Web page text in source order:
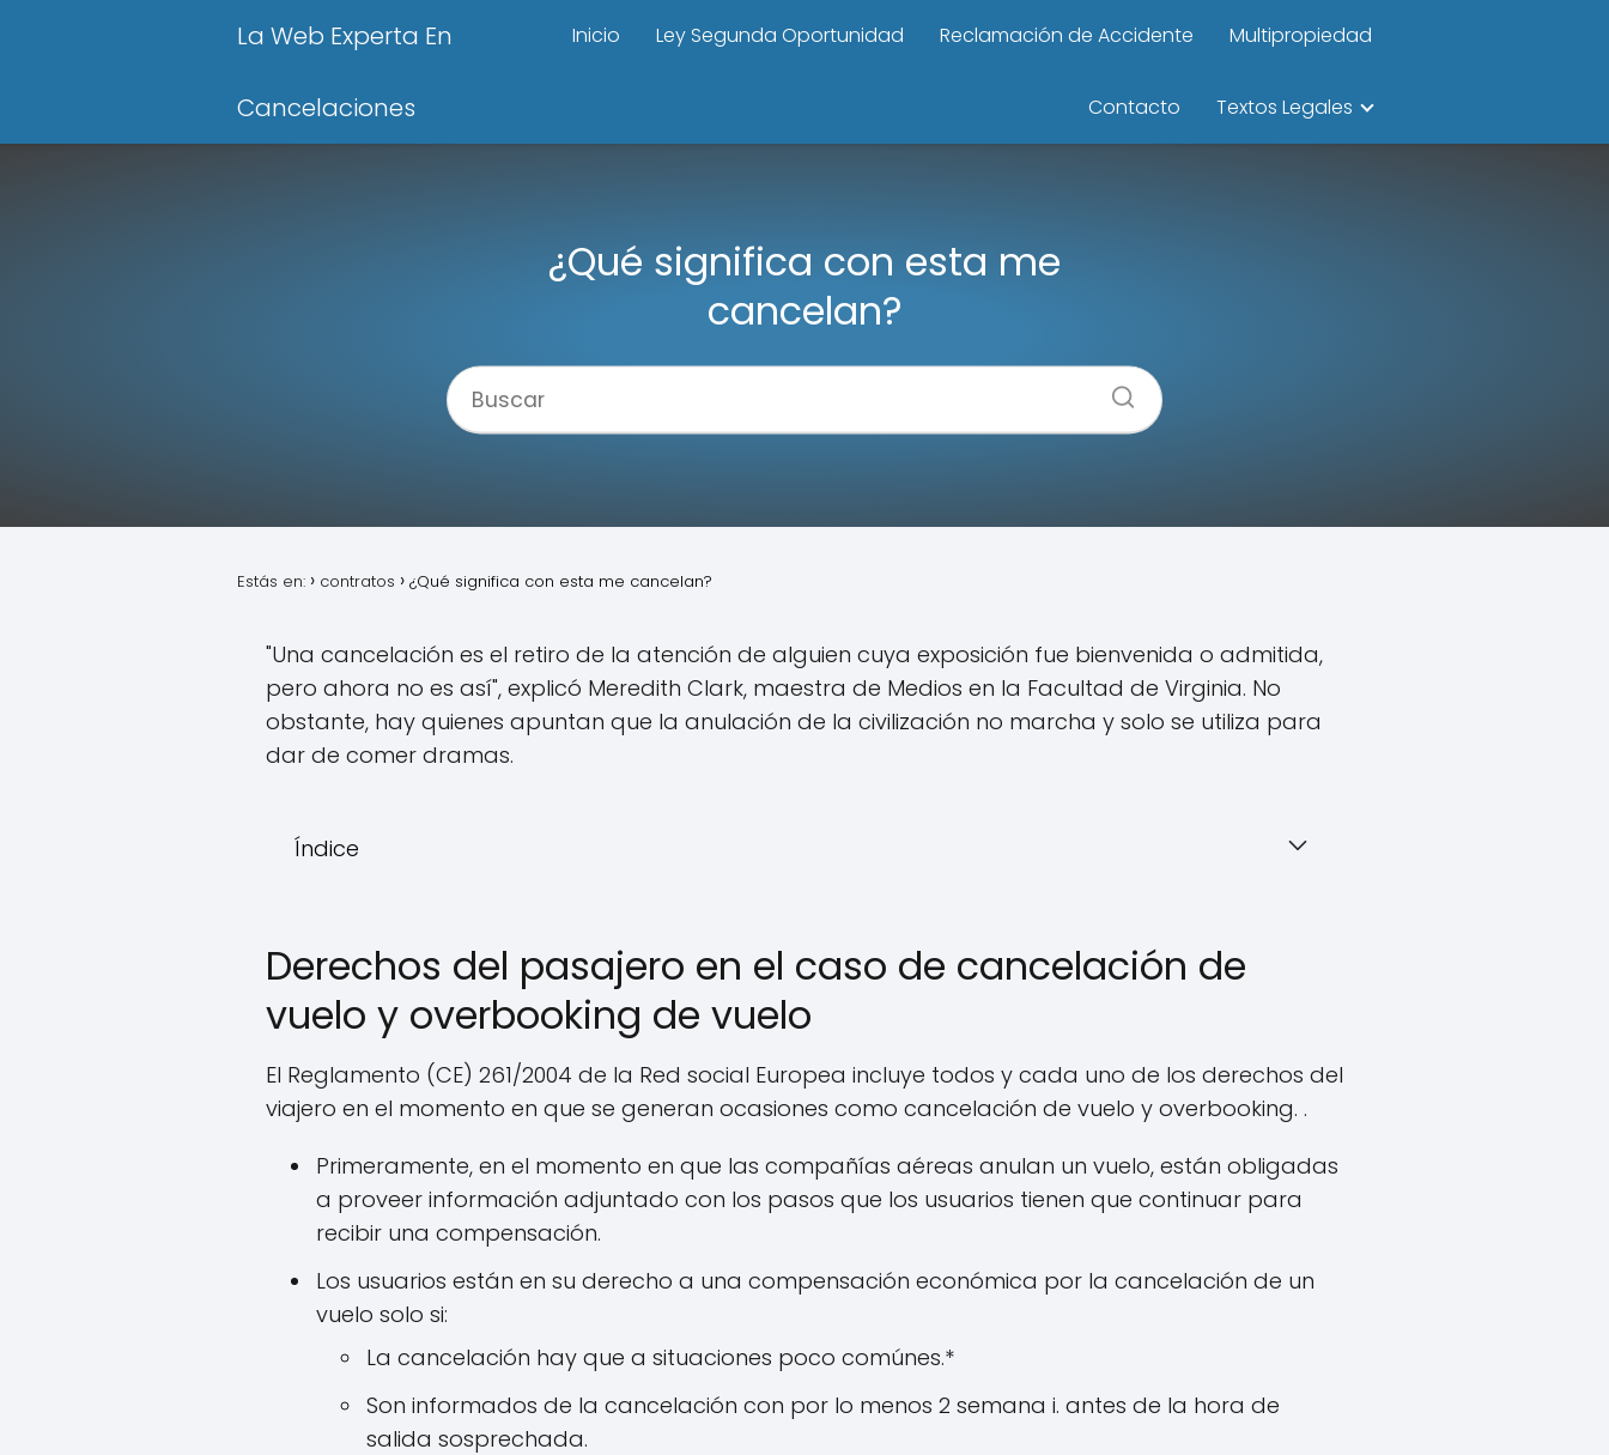
La Web Experta En
Cancelaciones
Inicio Ley Segunda Oportunidad Reclamación de Accidente Multipropiedad
Contacto Textos Legales
¿Qué significa con esta me
cancelan?
Estás en: contratos ¿Qué significa con esta me cancelan?
"Una cancelación es el retiro de la atención de alguien cuya exposición fue bienvenida o admitida,
pero ahora no es así", explicó Meredith Clark, maestra de Medios en la Facultad de Virginia. No
obstante, hay quienes apuntan que la anulación de la civilización no marcha y solo se utiliza para
dar de comer dramas.
Índice
Derechos del pasajero en el caso de cancelación de
vuelo y overbooking de vuelo
El Reglamento (CE) 261/2004 de la Red social Europea incluye todos y cada uno de los derechos del
viajero en el momento en que se generan ocasiones como cancelación de vuelo y overbooking. .
Primeramente, en el momento en que las compañías aéreas anulan un vuelo, están obligadas
a proveer información adjuntado con los pasos que los usuarios tienen que continuar para
recibir una compensación.
Los usuarios están en su derecho a una compensación económica por la cancelación de un
vuelo solo si:
La cancelación hay que a situaciones poco comúnes.*
Son informados de la cancelación con por lo menos 2 semana i. antes de la hora de
salida sosprechada.